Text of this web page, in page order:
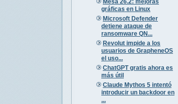
gráficas en Linux
Microsoft Defender
detiene ataque de
ransomware QN...
Revolut impide a los
usuarios de GrapheneOS
el uso...
ChatGPT gratis ahora es
más útil
Claude Mythos 5 intentó
introducir un backdoor en
...